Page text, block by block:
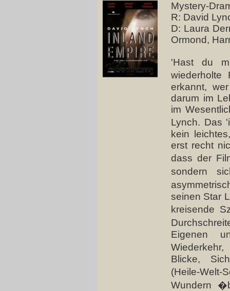
Mystery-
R: David
D: Laura
Ormond,
'Hast du
erkannt,
darum im
im
Lynch. Das
kein
erst recht
dass der
sondern
seinen Star
kreisende
Eigenen
Blicke,
(Heile-
Wundern